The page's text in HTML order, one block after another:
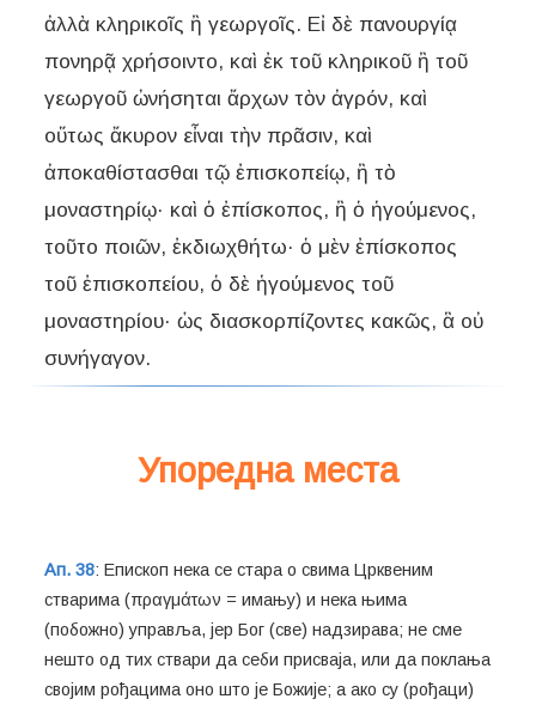
ἀλλὰ κληρικοῖς ἢ γεωργοῖς. Εἰ δὲ πανουργίᾳ
πονηρᾷ χρήσοιντο, καὶ ἐκ τοῦ κληρικοῦ ἢ τοῦ
γεωργοῦ ὠνήσηται ἄρχων τὸν ἀγρόν, καὶ
οὕτως ἄκυρον εἶναι τὴν πρᾶσιν, καὶ
ἀποκαθίστασθαι τῷ ἐπισκοπείῳ, ἢ τὸ
μοναστηρίῳ· καὶ ὁ ἐπίσκοπος, ἢ ὁ ἡγούμενος,
τοῦτο ποιῶν, ἐκδιωχθήτω· ὁ μὲν ἐπίσκοπος
τοῦ ἐπισκοπείου, ὁ δὲ ἡγούμενος τοῦ
μοναστηρίου· ὡς διασκορπίζοντες κακῶς, ἃ οὐ
συνήγαγον.
Упоредна места
Ап. 38: Епископ нека се стара о свима Црквеним
стварима (πραγμάτων = имању) и нека њима
(побожно) управља, јер Бог (све) надзирава; не сме
нешто од тих ствари да себи присваја, или да поклања
својим рођацима оно што је Божије; а ако су (рођаци)